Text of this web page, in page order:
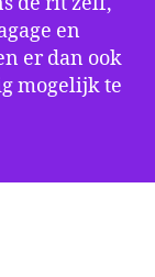
en
er dan ook
mogelijk te